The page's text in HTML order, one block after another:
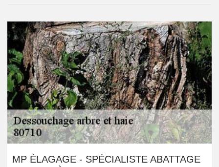
MP ÉLAGAGE - SPÉCIALISTE ABATTAGE